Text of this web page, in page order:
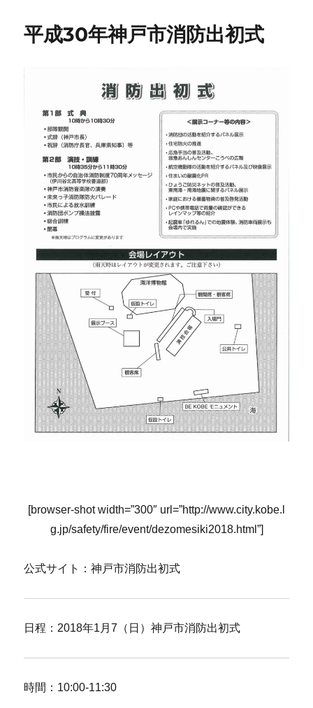
平成30年神戸市消防出初式
[browser-shot width=”300″ url=”http://www.city.kobe.l
g.jp/safety/fire/event/dezomesiki2018.html”]
公式サイト：神戸市消防出初式
日程：2018年1月7（日）神戸市消防出初式
時間：10:00-11:30